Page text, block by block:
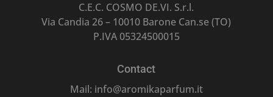
C.E.C. COSMO DE.VI. S.r.l.
Via Candia 26 – 10010 Barone Can.se (TO)
P.IVA 05324500015
Contact
Mail: info@aromikaparfum.it